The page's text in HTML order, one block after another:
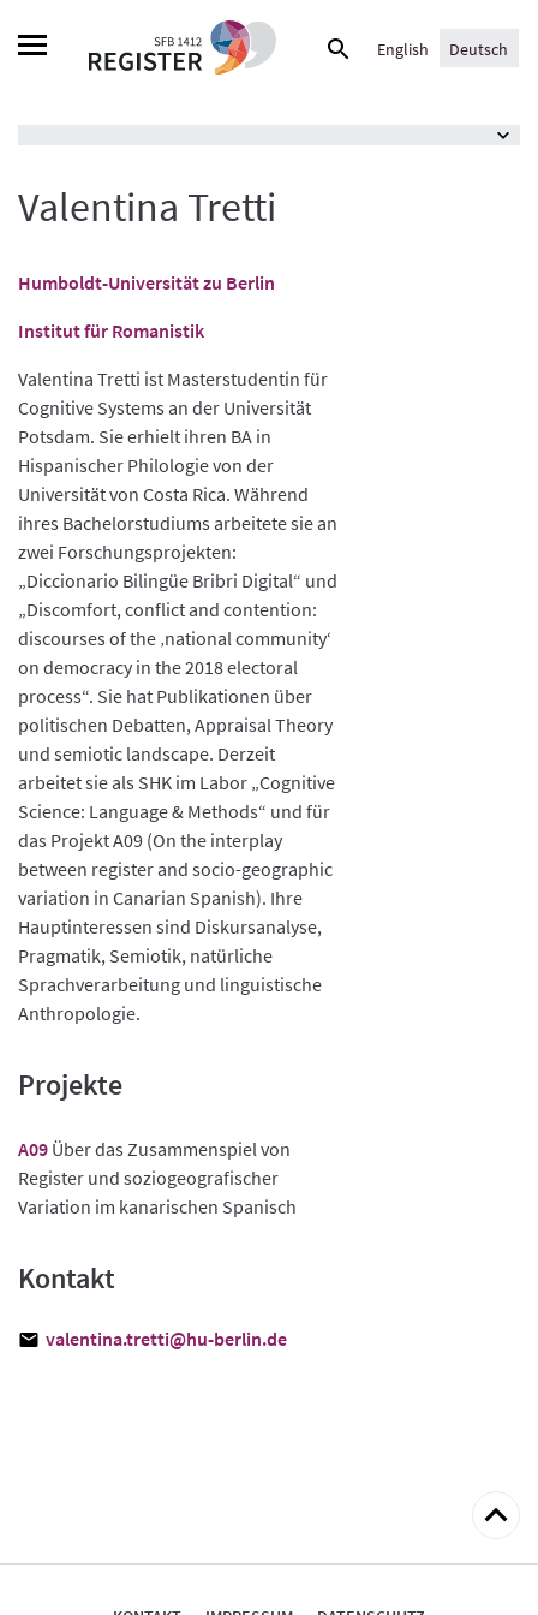
Suche
English Deutsch
Valentina Tretti
Humboldt-Universität zu Berlin
Institut für Romanistik
Valentina Tretti ist Masterstudentin für
Cognitive Systems an der Universität
Potsdam. Sie erhielt ihren BA in
Hispanischer Philologie von der
Universität von Costa Rica. Während
ihres Bachelorstudiums arbeitete sie an
zwei Forschungsprojekten:
„Diccionario Bilingüe Bribri Digital“ und
„Discomfort, conflict and contention:
discourses of the ‚national community‘
on democracy in the 2018 electoral
process“. Sie hat Publikationen über
politischen Debatten, Appraisal Theory
und semiotic landscape. Derzeit
arbeitet sie als SHK im Labor „Cognitive
Science: Language & Methods“ und für
das Projekt A09 (On the interplay
between register and socio-geographic
variation in Canarian Spanish). Ihre
Hauptinteressen sind Diskursanalyse,
Pragmatik, Semiotik, natürliche
Sprachverarbeitung und linguistische
Anthropologie.
Projekte
A09 Über das Zusammenspiel von
Register und soziogeografischer
Variation im kanarischen Spanisch
Kontakt
valentina.tretti@hu-berlin.de
zum